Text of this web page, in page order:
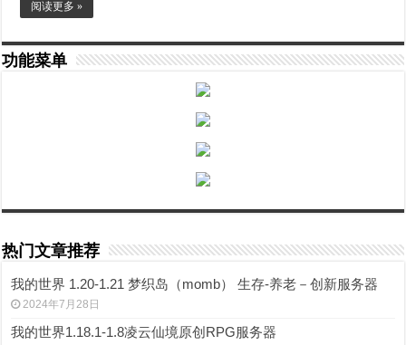
阅读更多 »
功能菜单
热门文章推荐
我的世界 1.20-1.21 梦织岛（momb） 生存-养老－创新服务器
2024年7月28日
我的世界1.18.1-1.8凌云仙境原创RPG服务器